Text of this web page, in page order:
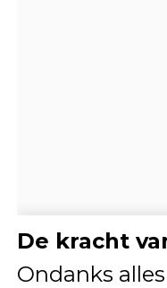
De kracht
Ondanks